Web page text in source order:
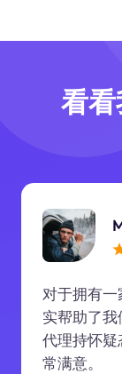
看
对于拥有一
实帮助了我
代理持怀
常满意。